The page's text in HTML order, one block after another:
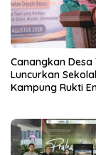
Canangkan Desa
Luncurkan
Kampung Rukti
dari Desa